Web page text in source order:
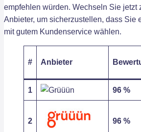
empfehlen würden. Wechseln Sie jetzt
Anbieter, um sicherzustellen, dass Sie
mit gutem Kundenservice wählen.
# Anbieter
1 96 %
2 96 %